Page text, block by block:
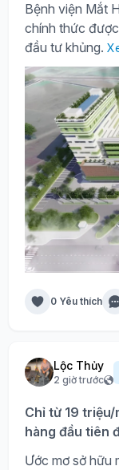
Bệnh viện Mắt
chính thức
đầu tư khủng.
0 Yêu thích
Lộc Thủy
2 giờ trước
Chỉ từ 19 triệu/
hàng đầu tiên
Ước mơ sở hữu